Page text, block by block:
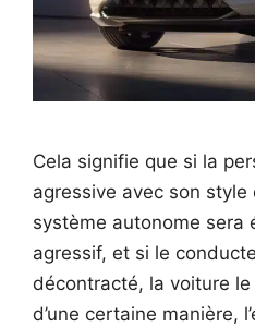
Cela signifie que si la
agressive avec son
système autonome sera
agressif, et si le
décontracté, la voiture
d’une certaine manière,